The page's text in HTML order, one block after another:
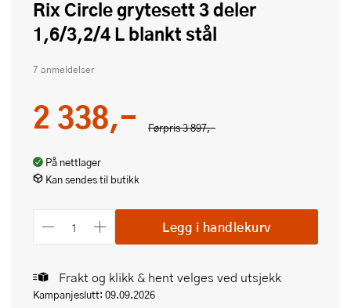
Rix Circle grytesett 3 deler
1,6/3,2/4 L blankt stål
7 anmeldelser
Førpris3 897,-
2 338,-
På nettlager
Kan sendes til butikk
Legg i handlekurv
Frakt og klikk & hent velges ved utsjekk
Kampanjeslutt: 09.09.2026